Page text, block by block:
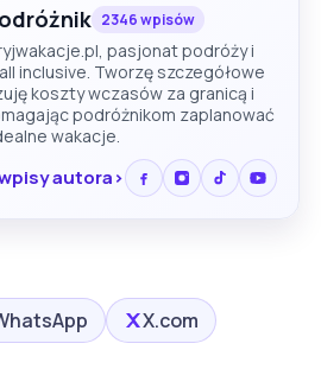
2346 wpisów
pasjonat podróży i
inclusive. Tworzę szczegółowe
koszty wczasów za granicą i
podróżnikom zaplanować
wakacje.
autora
X.com